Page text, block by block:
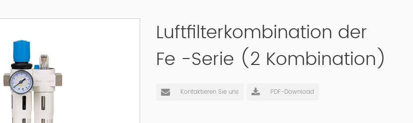
Luftfilterkombination der
Fe -Serie (2 Kombination)
Kontaktieren Sie uns PDF-Download